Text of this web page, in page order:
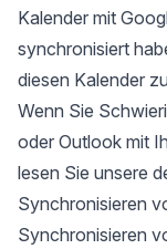
Kalender mit
synchronisiert
diesen Kalender
Wenn Sie
oder Outlook mit
lesen Sie unsere
Synchronisieren
Synchronisieren